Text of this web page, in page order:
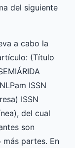
del siguiente
a cabo la
(Título
ISSN
ISSN
del cual
son
más partes. En